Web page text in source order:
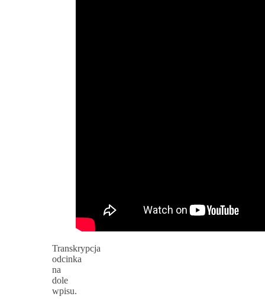
Transkrypcja
odcinka
na
dole
wpisu.